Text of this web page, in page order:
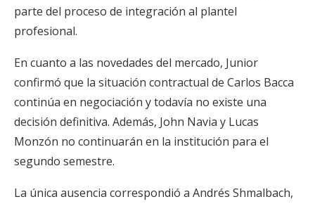
parte del proceso de integración al plantel
profesional.
En cuanto a las novedades del mercado, Junior
confirmó que la situación contractual de Carlos Bacca
continúa en negociación y todavía no existe una
decisión definitiva. Además, John Navia y Lucas
Monzón no continuarán en la institución para el
segundo semestre.
La única ausencia correspondió a Andrés Shmalbach,